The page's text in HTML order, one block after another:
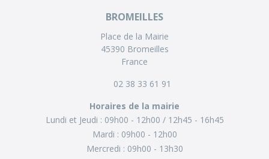
BROMEILLES
Place de la Mairie
45390 Bromeilles
France
02 38 33 61 91
Horaires de la mairie
Lundi et Jeudi : 09h00 - 12h00
12h45 - 16h45
Mardi : 09h00 - 12h00
Mercredi : 09h00 - 13h30